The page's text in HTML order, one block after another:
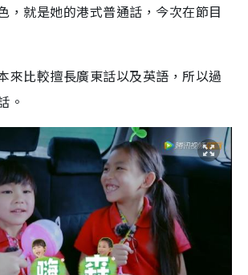
，就是她的港式普通話，今次在節目
來比較擅長廣東話以及英語，所以過
。